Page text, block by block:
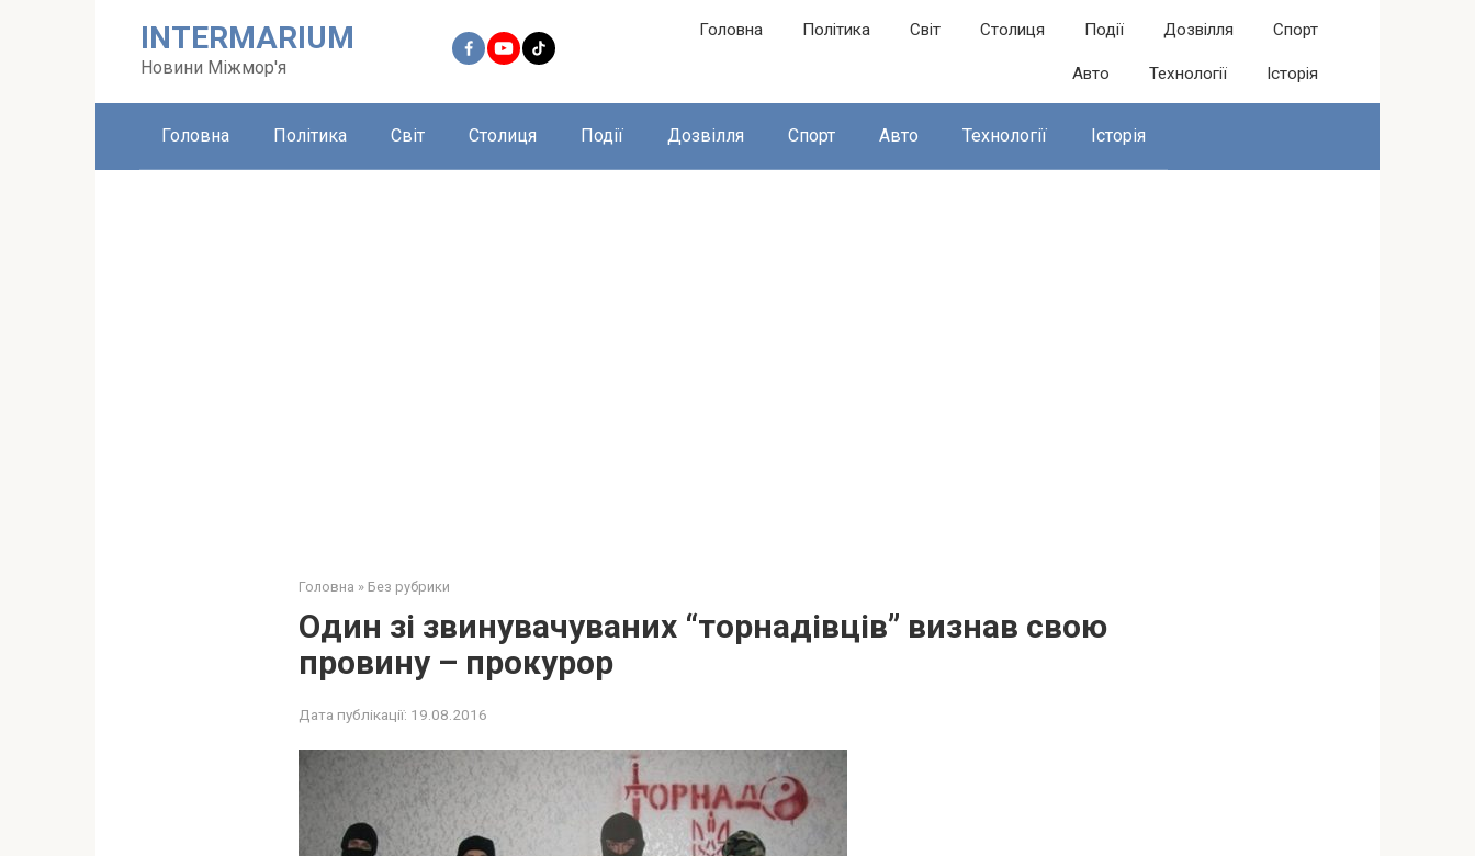
INTERMARIUM
Новини Міжмор'я
Головна Політика Світ Столиця Події Дозвілля Спорт
Авто Технології Історія
Головна Політика Світ Столиця Події Дозвілля Спорт Авто Технології Історія
Головна » Без рубрики
Один зі звинувачуваних “торнадівців” визнав свою
провину – прокурор
Дата публікації: 19.08.2016